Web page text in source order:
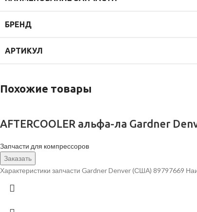
БРЕНД
АРТИКУЛ
Похожие товары
AFTERCOOLER альфа-ла Gardner
Запчасти для компрессоров
Заказать
Характеристики запчасти Gardner Denver (США) 89797669